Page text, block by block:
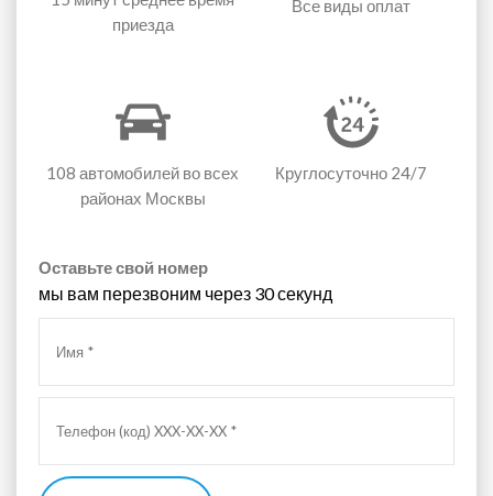
приезда
Все виды оплат
108 автомобилей во всех
районах Москвы
Круглосуточно 24/7
Оставьте свой номер
мы вам перезвоним через 30 секунд